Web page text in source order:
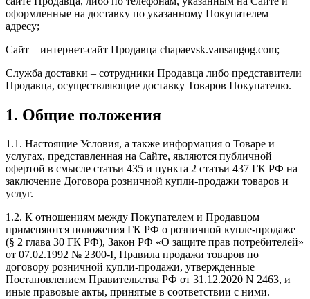
оформленные на доставку по указанному Покупателем
адресу;
Сайт – интернет-сайт Продавца chapaevsk.vansangog.com;
Служба доставки – сотрудники Продавца либо представители
Продавца, осуществляющие доставку Товаров Покупателю.
1. Общие положения
1.1. Настоящие Условия, а также информация о Товаре и
услугах, представленная на Сайте, являются публичной
офертой в смысле статьи 435 и пункта 2 статьи 437 ГК РФ на
заключение Договора розничной купли-продажи товаров и
услуг.
1.2. К отношениям между Покупателем и Продавцом
применяются положения ГК РФ о розничной купле-продаже
(§ 2 глава 30 ГК РФ), Закон РФ «О защите прав потребителей»
от 07.02.1992 № 2300-I, Правила продажи товаров по
договору розничной купли-продажи, утвержденные
Постановлением Правительства РФ от 31.12.2020 N 2463, и
иные правовые акты, принятые в соответствии с ними.